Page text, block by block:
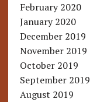
February 2020
January 2020
December 2019
November 2019
October 2019
September 2019
August 2019